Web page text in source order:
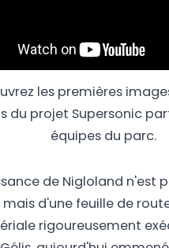
les premières
du projet Supersonic
équipes du parc.
de Nigloland n'est
mais d'une feuille de
rigoureusement